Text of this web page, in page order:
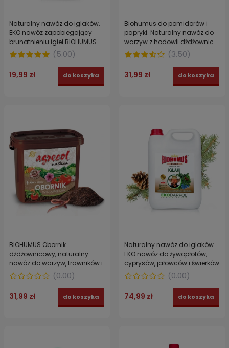
Naturalny nawóz do iglaków.
EKO nawóz zapobiegający
brunatnieniu igieł BIOHUMUS
EXTRA EKODARPOL 1 l
(5.00)
19,99 zł do koszyka
Biohumus do pomidorów i
papryki. Naturalny nawóz do
warzyw z hodowli dżdżownic
kalifornijskich BIOHUMUS EXTRA
EKODARPOL 2 l
(3.50)
31,99 zł do koszyka
BIOHUMUS Obornik
dżdżownicowy, naturalny
nawóz do warzyw, trawników i
krzewów Agrecol 5 l
(0.00)
31,99 zł do koszyka
Naturalny nawóz do iglaków.
EKO nawóz do żywopłotów,
cyprysów, jałowców i świerków
BIOHUMUS EXTRA EKODARPOL 5 l
(0.00)
74,99 zł do koszyka